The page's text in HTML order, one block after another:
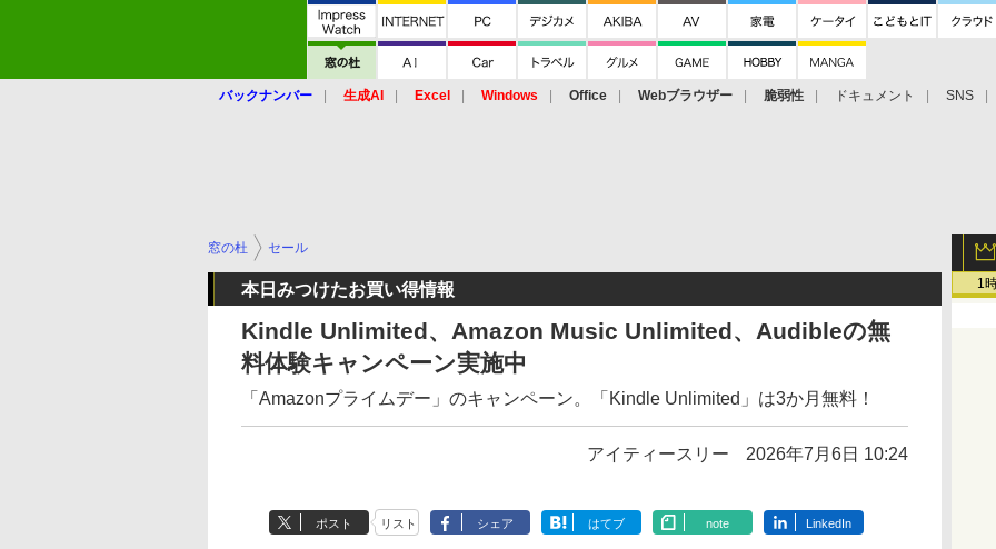
バックナンバー 生成AI Excel Windows Office Webブラウザー 脆弱性 ドキュメント SNS
1
窓の杜 セール
本日みつけたお買い得情報
Kindle Unlimited、Amazon Music Unlimited、Audibleの無
料体験キャンペーン実施中
「Amazonプライムデー」のキャンペーン。「Kindle Unlimited」は3か月無料！
アイティースリー 2026年7月6日 10:24
ポスト リスト シェア はてブ note LinkedIn